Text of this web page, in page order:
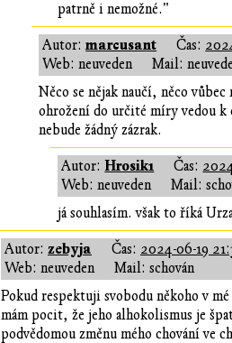
patrně i nemožné."
Autor:marcusant Čas:
Web: neuveden
Mail:
Něco se nějak naučí, něco
ohrožení do určité míry vedou k
nebude žádný zázrak.
Autor:Hrosik1 Čas:
Web: neuveden
Mail:
já souhlasím. však to říká
Autor: zebyja Čas: 2024-06-19
Web: neuveden
Mail: schován
Pokud respektuji svobodu někoho v
mám pocit, že jeho alhokolismus je
podvědomou změnu mého chování ve